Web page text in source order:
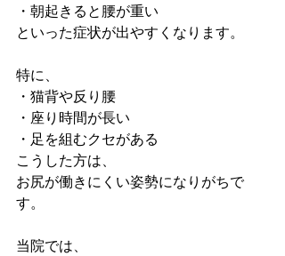
・朝起きると腰が重い
といった症状が出やすくなります。
特に、
・猫背や反り腰
・座り時間が長い
・足を組むクセがある
こうした方は、
お尻が働きにくい姿勢になりがちで
す。
当院では、